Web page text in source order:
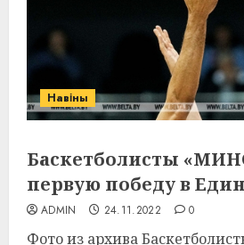
Навіны
Баскетболисты
первую победу в
ADMIN 24.11.2022 0
Фото из архива